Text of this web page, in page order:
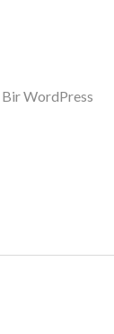
Bir WordPress